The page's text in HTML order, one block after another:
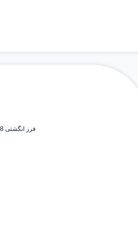
فرز انگشتی HSSE-5%CO 8 پخ زن زاویه 90 آتورن(ATORN) 8*80*26